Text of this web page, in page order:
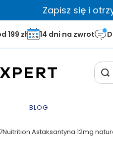
Zapisz się i
199 zł 14 dni na zwrot
BLOG
Astaksantyna 12mg